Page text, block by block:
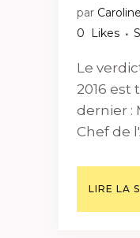
par Caroline
0
Likes
Le
2016
dernier :
Chef de
LIRE LA